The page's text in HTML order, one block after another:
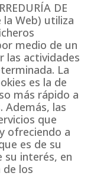
DE
la Web) utiliza
medio de un
las actividades
La
es la de
más rápido a
Además, las
que
ofreciendo a
es de su
su interés, en
de los